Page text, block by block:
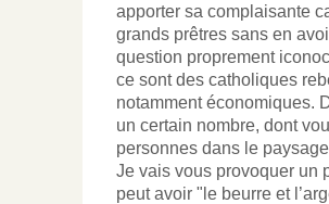
apporter sa complaisante
grands prêtres sans en
question proprement
ce sont des catholiques
notamment économiques.
un certain nombre, dont
personnes dans le
Je vais vous provoquer un
peut avoir "le beurre et